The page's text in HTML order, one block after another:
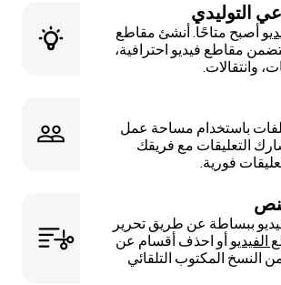
التوليدي
أصبح متاحًا. أنشئ مقاطع
مقاطع فيديو احترافية،
وانتقالات.
باستخدام مساحة عمل
التعليقات مع فريقك
فورية.
ببساطة عن طريق تحرير
الفيديو أو احذف أقسام عن
النسخ المكتوب التلقائي